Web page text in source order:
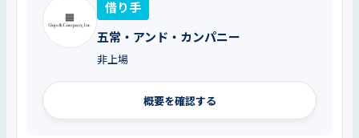
借り手
五常・アンド・カンパニー
非上場
概要を確認する